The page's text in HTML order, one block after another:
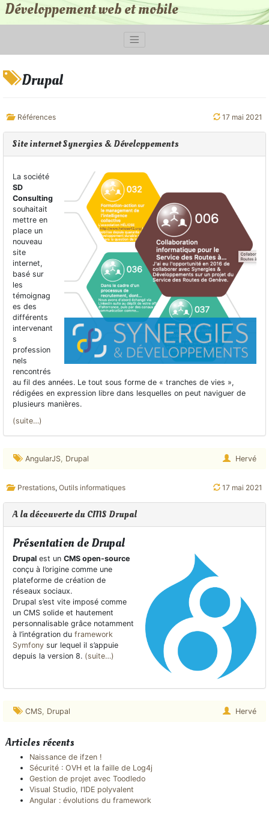
Développement web et mobile
Drupal
Références 17 mai 2021
Site internet Synergies & Développements
La société
SD
Consulting
souhaitait
mettre en
place un
nouveau
site
internet,
basé sur
les
témoignag
es des
différents
intervenant
s
profession
nels
rencontrés
au fil des années. Le tout sous forme de « tranches de vies »,
rédigées en expression libre dans lesquelles on peut naviguer de
plusieurs manières.
(suite…)
AngularJS, Drupal Hervé
Prestations, Outils informatiques 17 mai 2021
A la découverte du CMS Drupal
Présentation de Drupal
Drupal est un CMS open-source
conçu à l’origine comme une
plateforme de création de
réseaux sociaux.
Drupal s’est vite imposé comme
un CMS solide et hautement
personnalisable grâce notamment
à l’intégration du framework
Symfony sur lequel il s’appuie
depuis la version 8. (suite…)
CMS, Drupal Hervé
Articles récents
Naissance de ifzen !
Sécurité : OVH et la faille de Log4j
Gestion de projet avec Toodledo
Visual Studio, l’IDE polyvalent
Angular : évolutions du framework